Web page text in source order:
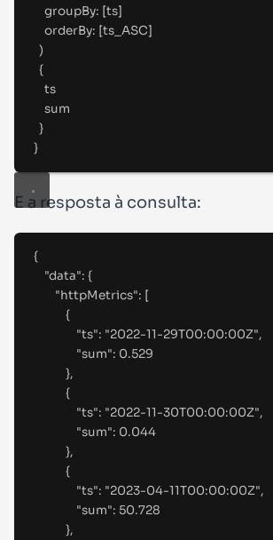
groupBy: [ts]
orderBy: [ts_ASC]
)
{
ts
sum
}
}
E a resposta à consulta:
{
"data": {
"httpMetrics": [
{
"ts": "2022-11-29T00:00:00Z",
"sum": 0.529
},
{
"ts": "2022-11-30T00:00:00Z",
"sum": 0.044
},
{
"ts": "2023-04-11T00:00:00Z",
"sum": 50.728
},